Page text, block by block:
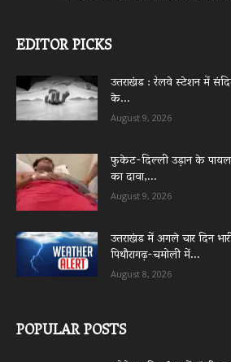
EDITOR PICKS
उत्तराखंड : रेलवे स्टेशन में
के...
August 9, 2026
फुकेट-दिल्ली उड़ान के
का दावा,...
August 9, 2026
उत्तराखंड में अगले चार दिन
पिथौरागढ़-चमोली में...
August 8, 2026
POPULAR POSTS